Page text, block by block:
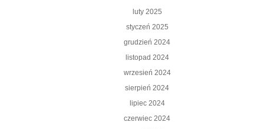
luty 2025
styczeń 2025
grudzień 2024
listopad 2024
wrzesień 2024
sierpień 2024
lipiec 2024
czerwiec 2024